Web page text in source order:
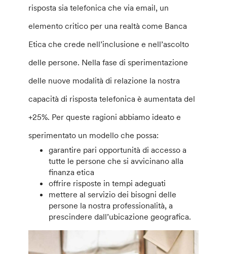
risposta sia telefonica che via email, un
elemento critico per una realtà come Banca
Etica che crede nell’inclusione e nell’ascolto
delle persone. Nella fase di sperimentazione
delle nuove modalità di relazione la nostra
capacità di risposta telefonica è aumentata del
+25%. Per queste ragioni abbiamo ideato e
sperimentato un modello che possa:
garantire pari opportunità di accesso a
tutte le persone che si avvicinano alla
finanza etica
offrire risposte in tempi adeguati
mettere al servizio dei bisogni delle
persone la nostra professionalità, a
prescindere dall’ubicazione geografica.